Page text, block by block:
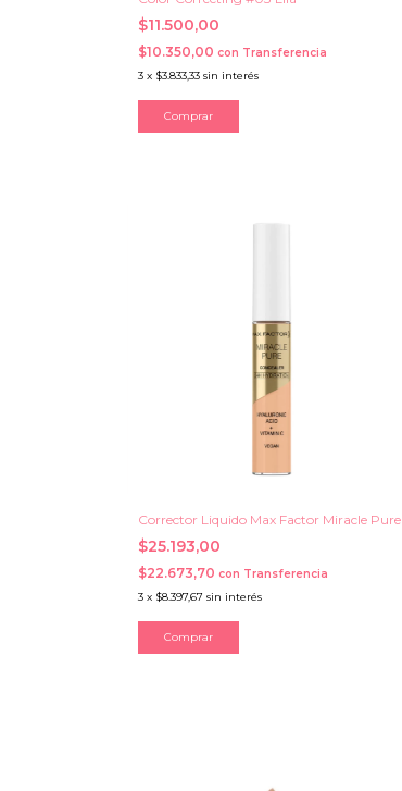
$11.500,00
$10.350,00 con Transferencia
3 x $3.833,33 sin interés
Corrector Liquido Max Factor Miracle Pure
$25.193,00
$22.673,70 con Transferencia
3 x $8.397,67 sin interés
Comprar